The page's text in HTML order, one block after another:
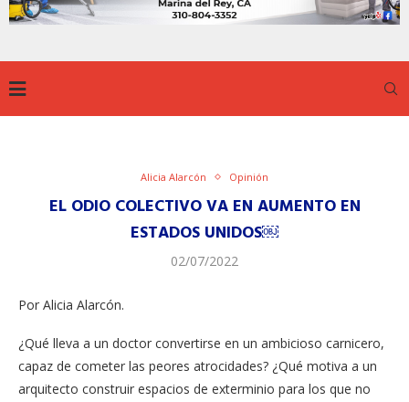
Alicia Alarcón Opinión
EL ODIO COLECTIVO VA EN AUMENTO EN
ESTADOS UNIDOS￼
02/07/2022
Por Alicia Alarcón.
¿Qué lleva a un doctor convertirse en un ambicioso carnicero,
capaz de cometer las peores atrocidades? ¿Qué motiva a un
arquitecto construir espacios de exterminio para los que no